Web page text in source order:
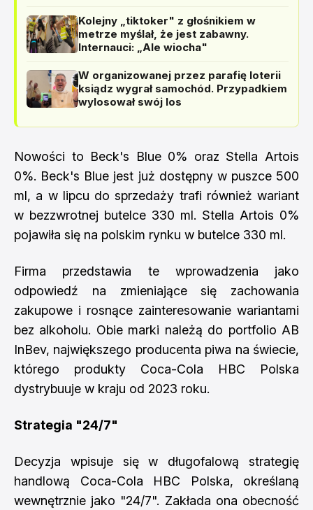
Kolejny „tiktoker" z głośnikiem w
metrze myślał, że jest zabawny.
Internauci: „Ale wiocha"
W organizowanej przez parafię loterii
ksiądz wygrał samochód. Przypadkiem
wylosował swój los
Nowości to Beck's Blue 0% oraz Stella Artois
0%. Beck's Blue jest już dostępny w puszce 500
ml, a w lipcu do sprzedaży trafi również wariant
w bezzwrotnej butelce 330 ml. Stella Artois 0%
pojawiła się na polskim rynku w butelce 330 ml.
Firma przedstawia te wprowadzenia jako
odpowiedź na zmieniające się zachowania
zakupowe i rosnące zainteresowanie wariantami
bez alkoholu. Obie marki należą do portfolio AB
InBev, największego producenta piwa na świecie,
którego produkty Coca-Cola HBC Polska
dystrybuuje w kraju od 2023 roku.
Strategia "24/7"
Decyzja wpisuje się w długofalową strategię
handlową Coca-Cola HBC Polska, określaną
wewnętrznie jako "24/7". Zakłada ona obecność